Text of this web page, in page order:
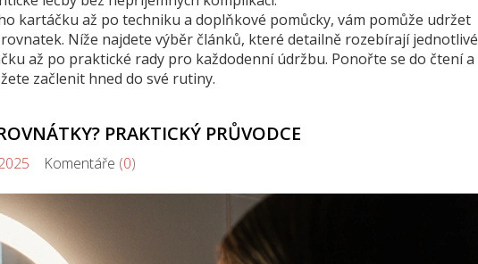
kartáčku až po techniku a doplňkové pomůcky, vám pomůže udržet
Níže najdete výběr článků, které detailně rozebírají jednotlivé
až po praktické rady pro každodenní údržbu. Ponořte se do čtení a
začlenit hned do své rutiny.
PRAKTICKÝ PRŮVODCE
Komentáře (0)